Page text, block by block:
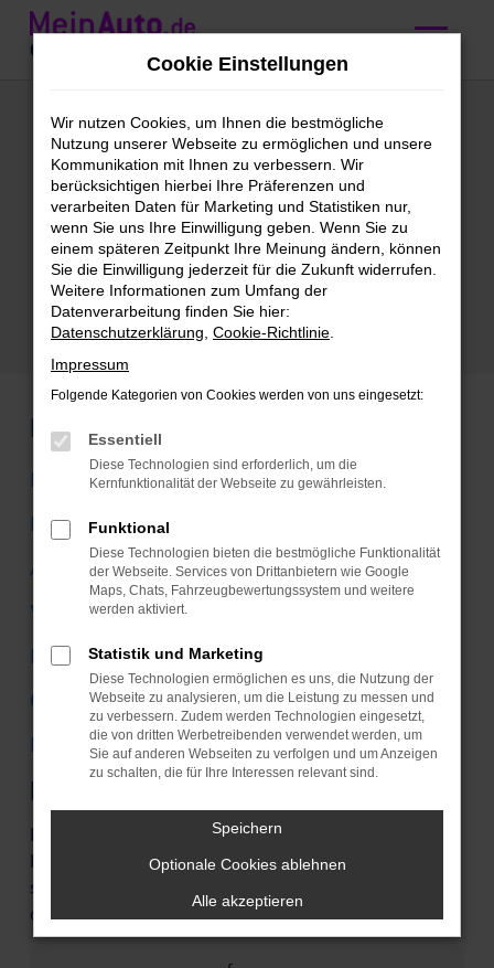
Zum
Hauptinhalt
Mini
Tageszulassung
kaufen mit
Lieferservice nach
Karlsruhe
Marken
BMW
Mercedes-Benz
Audi
VW
Ford
Citroen
Mini
Fehler: Network Error
Beim Laden ist ein Fehler aufgetreten. Unsere
Kobolde arbeiten schon fieberhaft an einer Lösung,
sollten Sie aber einem begegnen, können Sie ihm
das hier mitteilen:
Cookie Einstellungen
Wir nutzen Cookies, um Ihnen die bestmögliche
Nutzung unserer Webseite zu ermöglichen und unsere
Kommunikation mit Ihnen zu verbessern. Wir
berücksichtigen hierbei Ihre Präferenzen und
verarbeiten Daten für Marketing und Statistiken nur,
wenn Sie uns Ihre Einwilligung geben. Wenn Sie zu
einem späteren Zeitpunkt Ihre Meinung ändern, können
Sie die Einwilligung jederzeit für die Zukunft widerrufen.
Weitere Informationen zum Umfang der
Datenverarbeitung finden Sie hier:
Datenschutzerklärung Cookie-Richtlinie
Impressum
Folgende Kategorien von Cookies werden von uns eingesetzt:
Essentiell
Diese Technologien sind erforderlich, um die
Kernfunktionalität der Webseite zu gewährleisten.
Funktional
Diese Technologien bieten die bestmögliche Funktionalität
der Webseite. Services von Drittanbietern wie Google
Maps, Chats, Fahrzeugbewertungssystem und weitere
werden aktiviert.
Statistik und Marketing
Diese Technologien ermöglichen es uns, die Nutzung der
Webseite zu analysieren, um die Leistung zu messen und
zu verbessern. Zudem werden Technologien eingesetzt,
die von dritten Werbetreibenden verwendet werden, um
Sie auf anderen Webseiten zu verfolgen und um Anzeigen
zu schalten, die für Ihre Interessen relevant sind.
Speichern
Optionale Cookies ablehnen
Alle akzeptieren